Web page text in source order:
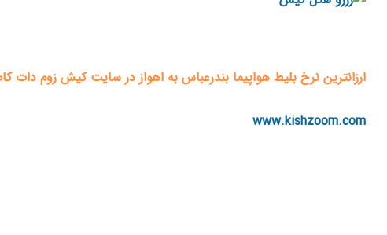
ارزانترین نرخ بلیط هواپیما بندرعباس به اهواز در سایت کیش زوم دات
www.kishzoom.com